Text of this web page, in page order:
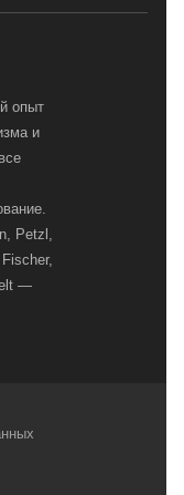
опыт
и
Petzl,
—